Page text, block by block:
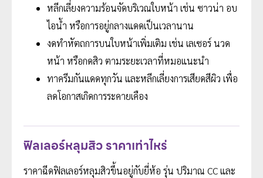
หลีกเลี่ยงความร้อนจัดบริเวณใบหน้า เช่น ซาวน่า อบ
ไอน้ำ หรือการอยู่กลางแดดเป็นเวลานาน
งดทำหัตถการบนใบหน้าเพิ่มเติม เช่น เลเซอร์ นวด
หน้า หรือกดสิว ตามระยะเวลาที่หมอแนะนำ
ทาครีมกันแดดทุกวัน และหลีกเลี่ยงการเสียดสีผิว เพื่อ
ลดโอกาสเกิดการระคายเคือง
ฟิลเลอร์หลุมสิว ราคาเท่าไหร่
ราคาฉีดฟิลเลอร์หลุมสิวขึ้นอยู่กับยี่ห้อ รุ่น ปริมาณ CC และ